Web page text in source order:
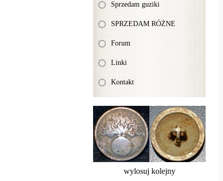
Sprzedam guziki
SPRZEDAM RÓŻNE
Forum
Linki
Kontakt
wylosuj kolejny